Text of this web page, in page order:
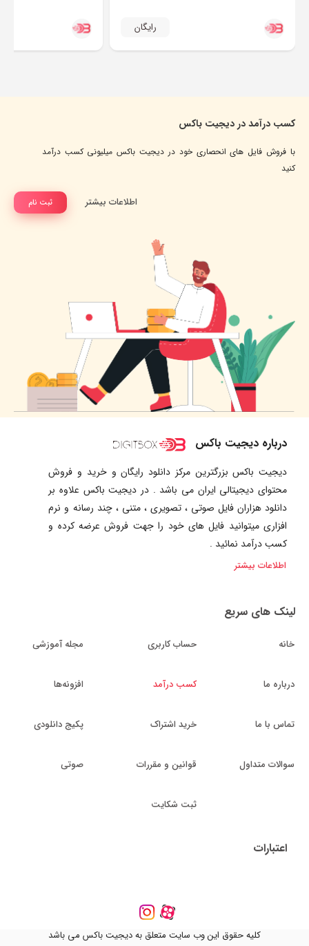
رایگان
کسب درآمد در دیجیت باکس
با فروش فایل های انحصاری خود در دیجیت باکس میلیونی کسب درآمد
کنید
ثبت نام اطلاعات بیشتر
درباره دیجیت باکس
دیجیت باکس بزرگترین مرکز دانلود رایگان و خرید و فروش
محتوای دیجیتالی ایران می باشد . در دیجیت باکس علاوه بر
دانلود هزاران فایل صوتی ، تصویری ، متنی ، چند رسانه و نرم
افزاری میتوانید فایل های خود را جهت فروش عرضه کرده و
کسب درآمد نمائید .
اطلاعات بیشتر
لینک های سریع
خانه
درباره ما
تماس با ما
سوالات متداول
حساب کاربری
کسب درآمد
خرید اشتراک
قوانین و مقررات
ثبت شکایت
مجله آموزشی
افزونه‌ها
پکیج دانلودی
صوتی
اعتبارات
کلیه حقوق این وب سایت متعلق به دیجیت باکس می باشد